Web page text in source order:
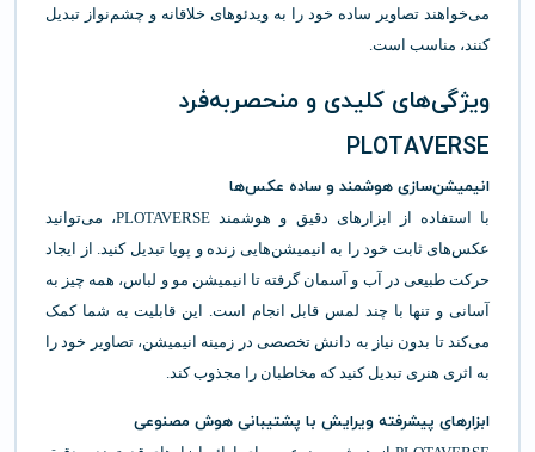
می‌خواهند تصاویر ساده خود را به ویدئوهای خلاقانه و چشم‌نواز تبدیل
کنند، مناسب است.
ویژگی‌های کلیدی و منحصربه‌فرد
PLOTAVERSE
انیمیشن‌سازی هوشمند و ساده عکس‌ها
با استفاده از ابزارهای دقیق و هوشمند PLOTAVERSE، می‌توانید
عکس‌های ثابت خود را به انیمیشن‌هایی زنده و پویا تبدیل کنید. از ایجاد
حرکت طبیعی در آب و آسمان گرفته تا انیمیشن مو و لباس، همه چیز به
آسانی و تنها با چند لمس قابل انجام است. این قابلیت به شما کمک
می‌کند تا بدون نیاز به دانش تخصصی در زمینه انیمیشن، تصاویر خود را
به اثری هنری تبدیل کنید که مخاطبان را مجذوب کند.
ابزارهای پیشرفته ویرایش با پشتیبانی هوش مصنوعی